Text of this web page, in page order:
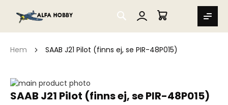
SEARCH
MIN VARUKORG
Hem SAAB J21 Pilot (finns ej, se PIR-48P015)
SAAB J21 Pilot (finns ej, se PIR-48P015)
Hoppa
till
Hoppa